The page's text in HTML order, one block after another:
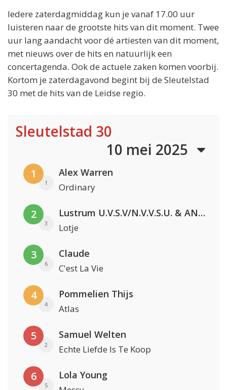
Iedere zaterdagmiddag kun je vanaf 17.00 uur
luisteren naar de grootste hits van dit moment. Twee
uur lang aandacht voor dé artiesten van dit moment,
met nieuws over de hits en natuurlijk een
concertagenda. Ook de actuele zaken komen voorbij.
Kortom je zaterdagavond begint bij de Sleutelstad
30 met de hits van de Leidse regio.
Sleutelstad 30
10 mei 2025
1
1
Alex Warren
Ordinary
2
3
Lustrum U.V.S.V/N.V.V.S.U. & ANNO ONS & Jopke van Dobbenburgh & Roeland Beelen
Lotje
3
6
Claude
C'est La Vie
4
4
Pommelien Thijs
Atlas
5
2
Samuel Welten
Echte Liefde Is Te Koop
6
5
Lola Young